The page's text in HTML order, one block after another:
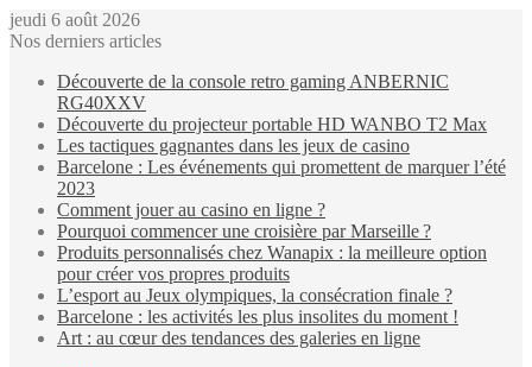
jeudi 6 août 2026
Nos derniers articles
Découverte de la console retro gaming ANBERNIC
RG40XXV
Découverte du projecteur portable HD WANBO T2 Max
Les tactiques gagnantes dans les jeux de casino
Barcelone : Les événements qui promettent de marquer l’été
2023
Comment jouer au casino en ligne ?
Pourquoi commencer une croisière par Marseille ?
Produits personnalisés chez Wanapix : la meilleure option
pour créer vos propres produits
L’esport au Jeux olympiques, la consécration finale ?
Barcelone : les activités les plus insolites du moment !
Art : au cœur des tendances des galeries en ligne